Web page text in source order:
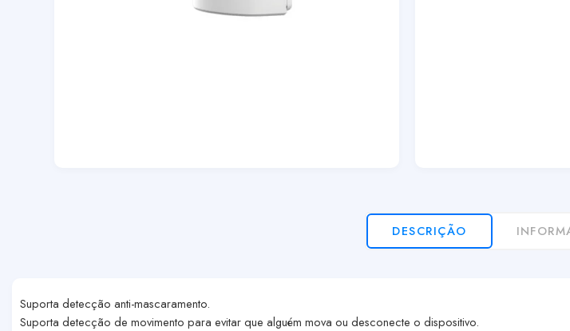
DESCRIÇÃO
Suporta detecção anti-mascaramento.
Suporta detecção de movimento para evitar que alguém mova ou desconecte o dispositivo.